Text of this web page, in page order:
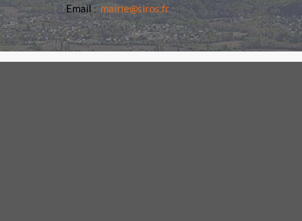
Email : mairie@siros.fr